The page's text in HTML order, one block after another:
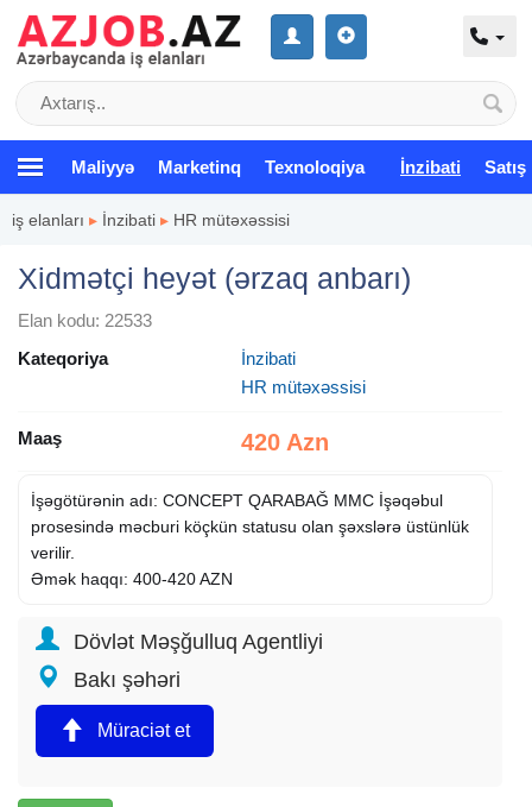
Maliyyə Marketinq Texnoloqiya İnzibati Satış
iş elanları ▸ İnzibati ▸ HR mütəxəssisi
Xidmətçi heyət (ərzaq anbarı)
Elan kodu: 22533
Kateqoriya
İnzibati
HR mütəxəssisi
Maaş 420 Azn
İşəgötürənin adı: CONCEPT QARABAĞ MMC İşəqəbul
prosesində məcburi köçkün statusu olan şəxslərə üstünlük
verilir.
Əmək haqqı: 400-420 AZN
Dövlət Məşğulluq Agentliyi
Bakı şəhəri
Müraciət et